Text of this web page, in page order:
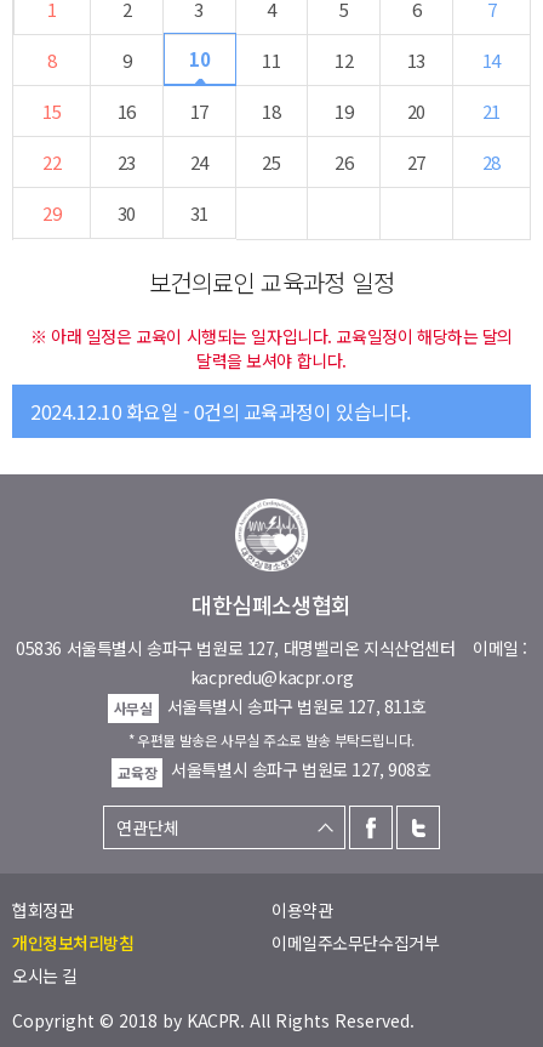
1 2 3 4 5 6
7
8
9 10 11 12 13
14
15
16 17 18 19 20
21
22
23 24 25 26 27
28
29
30 31
보건의료인 교육과정 일정
※ 아래 일정은 교육이 시행되는 일자입니다. 교육일정이 해당하는 달의
달력을 보셔야 합니다.
2024.12.10 화요일 - 0건의 교육과정이 있습니다.
대한심폐소생협회
05836 서울특별시 송파구 법원로 127, 대명벨리온 지식산업센터 이메일 :
kacpredu@kacpr.org
사무실 서울특별시 송파구 법원로 127, 811호
* 우편물 발송은 사무실 주소로 발송 부탁드립니다.
교육장
서울특별시 송파구 법원로 127, 908호
협회정관
이용약관
개인정보처리방침
이메일주소무단수집거부
오시는 길
Copyright © 2018 by KACPR. All Rights Reserved.